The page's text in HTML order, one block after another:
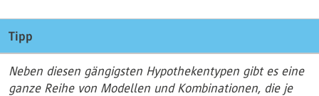
Tipp
Neben diesen gängigsten Hypothekentypen gibt es eine
ganze Reihe von Modellen und Kombinationen, die je